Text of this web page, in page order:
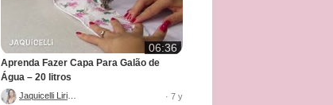
06:36
Aprenda Fazer Capa Para Galão de
Água – 20 litros
· 7 y